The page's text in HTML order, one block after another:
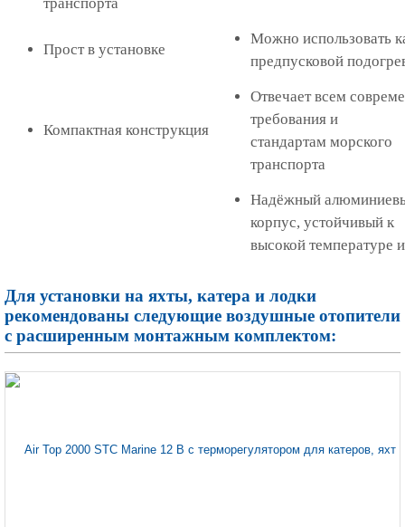
транспорта
Прост в установке
Можно использовать
предпусковой
Компактная конструкция
Отвечает всем
требования и
стандартам морского
транспорта
Надёжный
корпус, устойчивый к
высокой температуре
Для установки на яхты, катера и лодки
рекомендованы следующие воздушные отопители
с расширенным монтажным комплектом: